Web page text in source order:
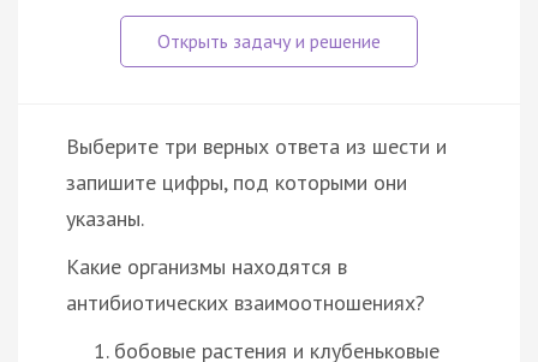
Выберите три верных ответа из шести и
запишите цифры, под которыми они
указаны.
Какие организмы находятся в
антибиотических взаимоотношениях?
бобовые растения и клубеньковые